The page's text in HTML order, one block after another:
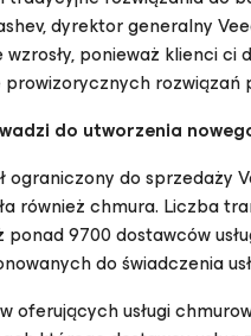
dyrektor generalny
ponieważ klienci
do utworzenia
do sprzedaży
również chmura. Liczba
ponad 9700 dostawców
do świadczenia
oferujących usługi